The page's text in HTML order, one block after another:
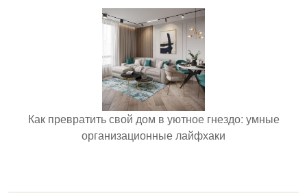
Как превратить свой дом в уютное гнездо: умные
организационные лайфхаки